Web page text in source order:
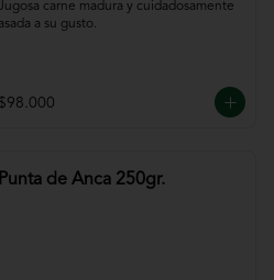
carne madura y cuidadosamente
asada a su gusto.
$98.000
Punta de Anca 250gr.